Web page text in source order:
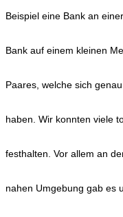
Beispiel eine Bank an
Bank auf einem kleinen
Paares, welche sich
haben. Wir konnten viele
festhalten. Vor allem an
nahen Umgebung gab es